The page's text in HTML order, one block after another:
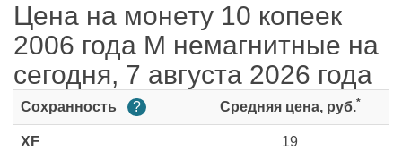
Цена на монету 10 копеек
2006 года М немагнитные на
сегодня, 7 августа 2026 года
Сохранность ? Средняя цена, руб.*
XF 19